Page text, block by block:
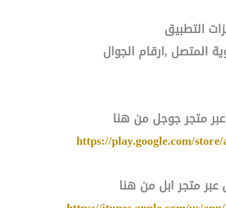
التطبيق
المتصل ,ارقام الجوال
متجر جوجل من هنا
https://play.google.com/
متجر ابل من هنا